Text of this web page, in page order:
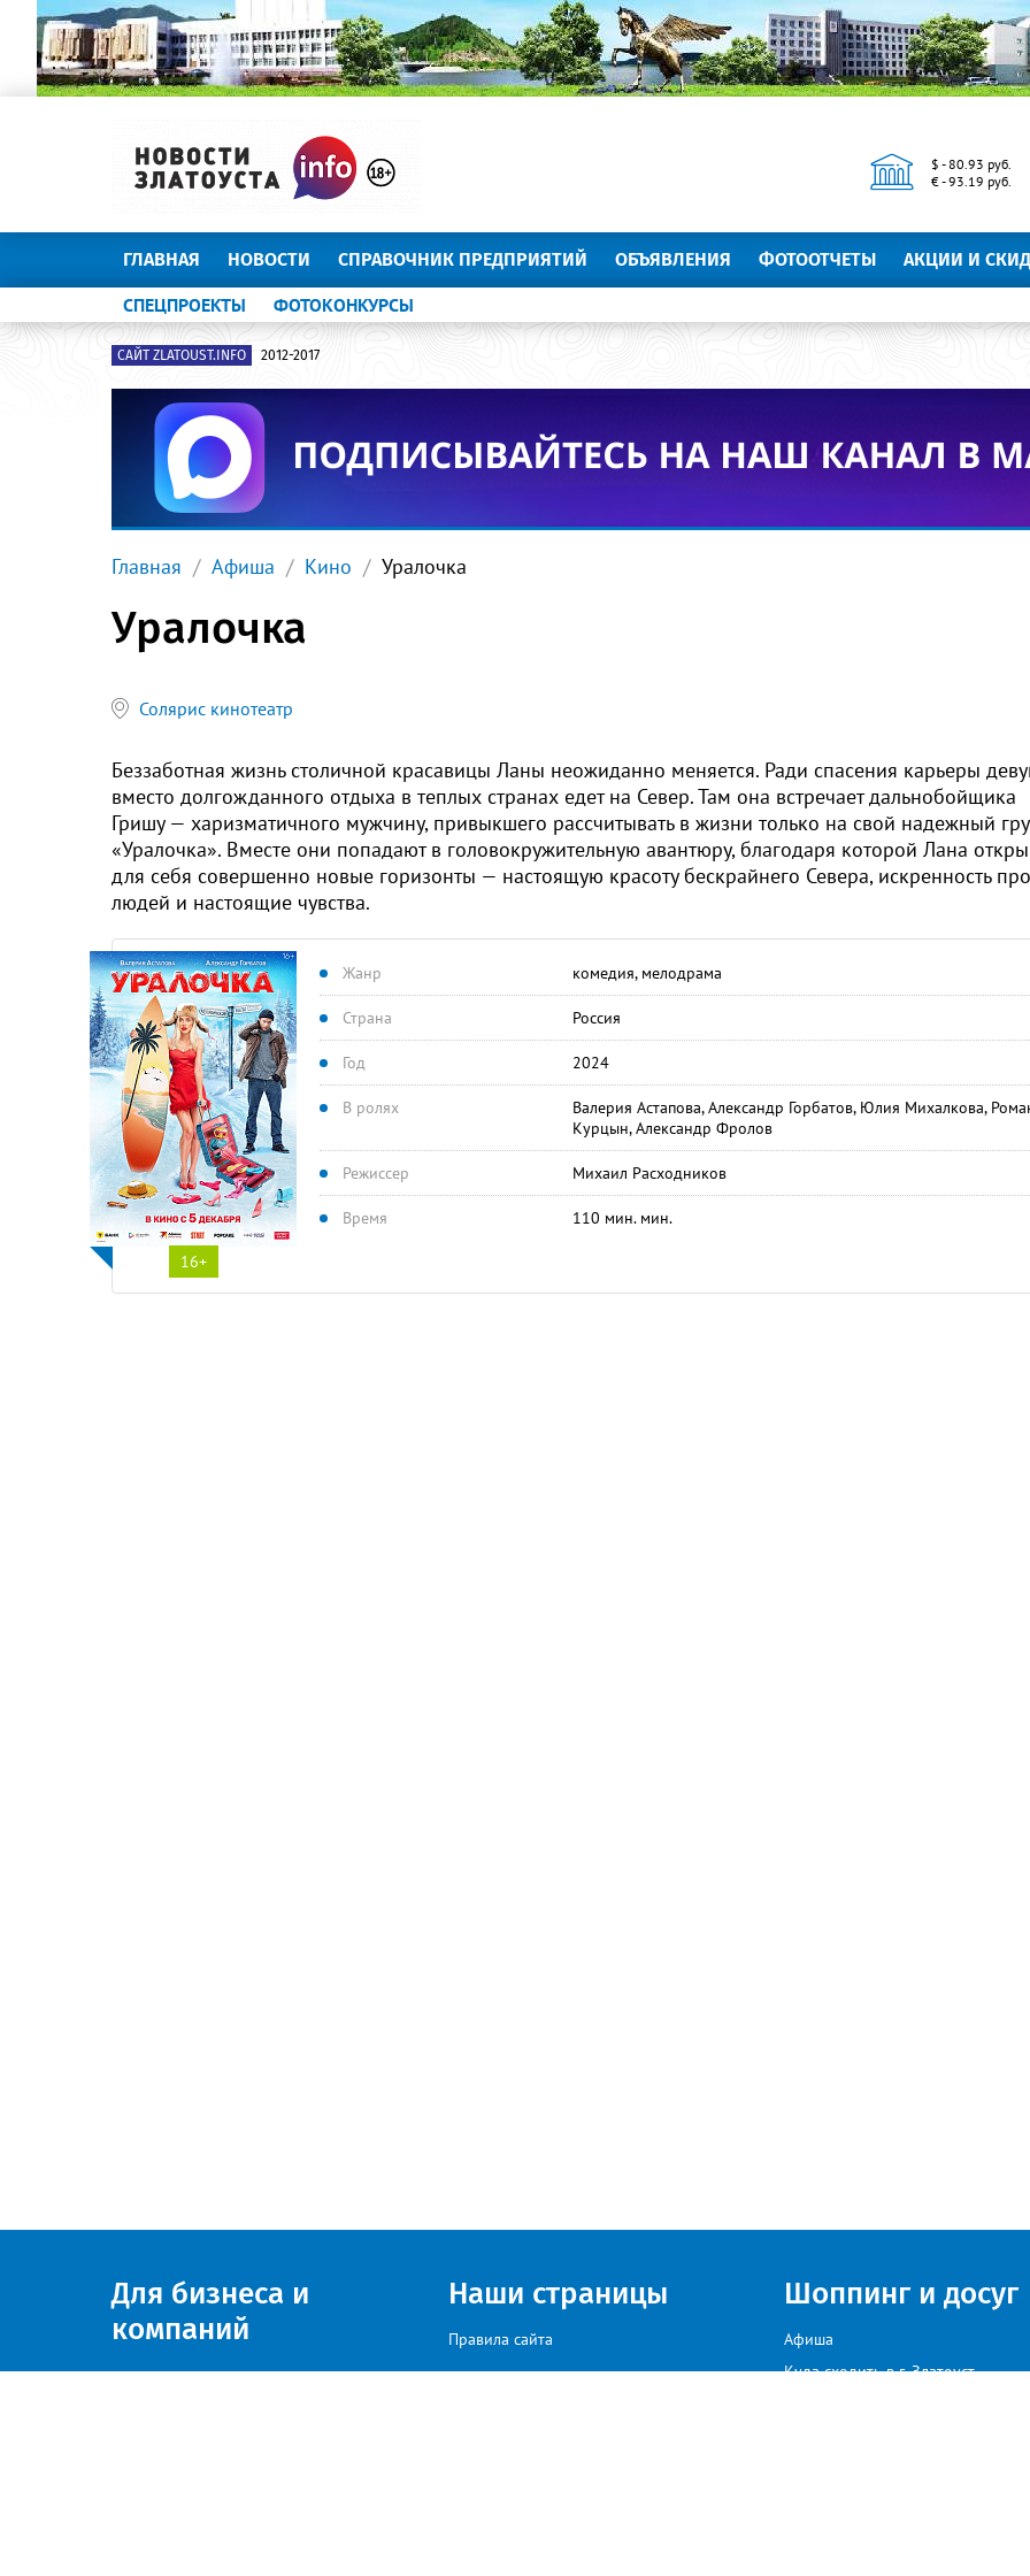
$ - 80.93 руб.
€ - 93.19 руб.
ГЛАВНАЯ НОВОСТИ СПРАВОЧНИК ПРЕДПРИЯТИЙ ОБЪЯВЛЕНИЯ ФОТООТЧЕТЫ АКЦИИ И
СПЕЦПРОЕКТЫ ФОТОКОНКУРСЫ
САЙТ ZLATOUST.INFO 2012-2017
Главная Афиша Кино Уралочка
Уралочка
Солярис кинотеатр
Беззаботная жизнь столичной красавицы Ланы неожиданно меняется. Ради спасения карьеры
вместо долгожданного отдыха в теплых странах едет на Север. Там она встречает дальнобойщика
Гришу — харизматичного мужчину, привыкшего рассчитывать в жизни только на свой надежный
«Уралочка». Вместе они попадают в головокружительную авантюру, благодаря которой Лана
для себя совершенно новые горизонты — настоящую красоту бескрайнего Севера, искренность
людей и настоящие чувства.
16+
Жанр комедия, мелодрама
Страна Россия
Год 2024
В ролях
Валерия Астапова, Александр Горбатов, Юлия Михалкова,
Курцын, Александр Фролов
Режиссер Михаил Расходников
Время 110 мин. мин.
Для бизнеса и
компаний
Наши страницы
Правила сайта
Шоппинг и досуг
Афиша
Куда сходить в г. Златоуст